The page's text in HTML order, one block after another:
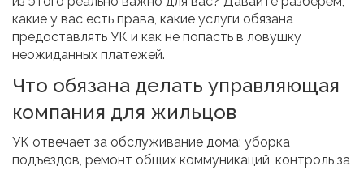
какие у вас есть права, какие услуги обязана
предоставлять УК и как не попасть в ловушку
неожиданных платежей.
Что обязана делать управляющая
компания для жильцов
УК отвечает за обслуживание дома: уборка
подъездов, ремонт общих коммуникаций, контроль за